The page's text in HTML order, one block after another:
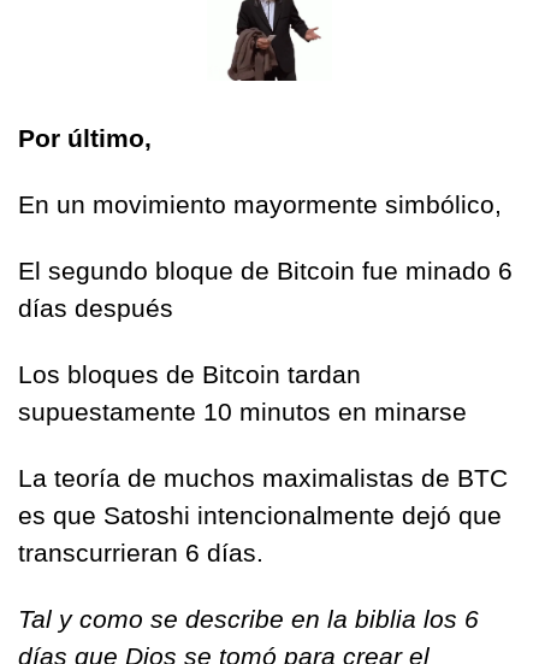
Por último,
En un movimiento mayormente simbólico,
El segundo bloque de Bitcoin fue minado 6
días después
Los bloques de Bitcoin tardan
supuestamente 10 minutos en minarse
La teoría de muchos maximalistas de BTC
es que Satoshi intencionalmente dejó que
transcurrieran 6 días.
Tal y como se describe en la biblia los 6
días que Dios se tomó para crear el